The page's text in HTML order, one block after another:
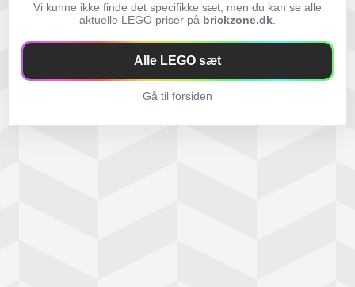
Vi kunne ikke finde det specifikke sæt, men du kan se alle
aktuelle LEGO priser på brickzone.dk
Alle LEGO sæt
Gå til forsiden